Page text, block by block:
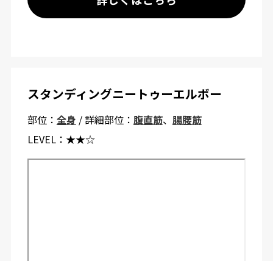
スタンディングニートゥーエルボー
部位： 全身 / 詳細部位： 腹直筋、 腸腰筋
LEVEL： ★★☆